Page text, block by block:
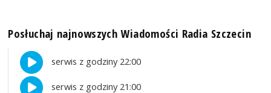
Posłuchaj najnowszych Wiadomości Radia Szczecin
serwis z godziny 22:00
serwis z godziny 21:00